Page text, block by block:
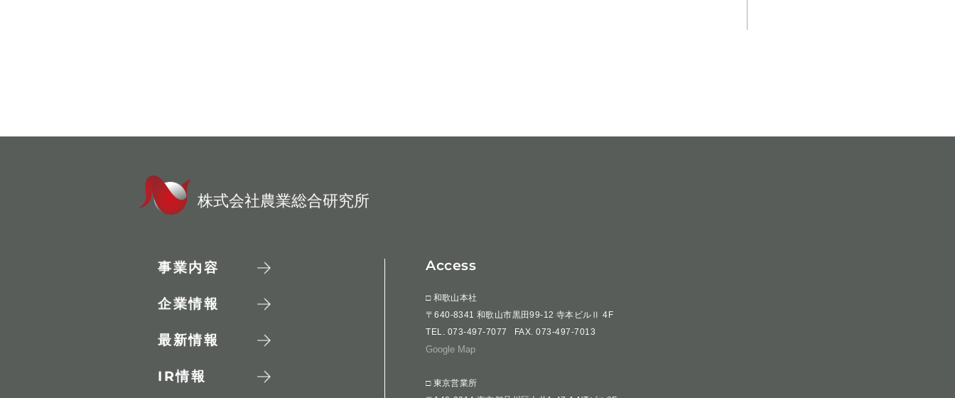
株式会社農業総合研究所
事業内容
企業情報
最新情報
IR情報
Access
□ 和歌山本社
〒640-8341 和歌山市黒田99-12 寺本ビルⅡ 4F
TEL. 073-497-7077 FAX. 073-497-7013
Google Map
□ 東京営業所